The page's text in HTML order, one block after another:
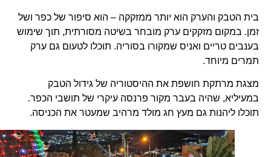
בית הטבק והערק הוא יותר ממזקקה – הוא סיפור של כפר ושל
זמן. במקום מזקקים ערק מובחר בשיטה מסורתית, תוך שימוש
בענבים טריים ואניס שמקורו בסוריה. תוכלו לטעום גם ערק
תמרים מיוחד.
מצגת מרתקת חושפת את ההיסטוריה של גידול הטבק
במעיליא, שהיה בעבר מקור פרנסה עיקרי של תושבי הכפר.
תוכלו ליהנות גם מעץ חג מולד מרהיב שמעטר את הכניסה.